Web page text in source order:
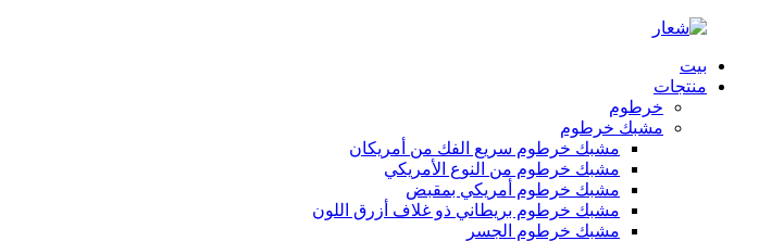
بيت
منتجات
خرطوم
مشبك خرطوم
مشبك خرطوم سريع الفك من أمريكان
مشبك خرطوم من النوع الأمريكي
مشبك خرطوم أمريكي بمقبض
مشبك خرطوم بريطاني ذو غلاف أزرق اللون
مشبك خرطوم الجسر